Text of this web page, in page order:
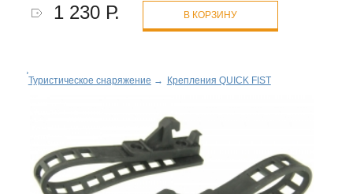
1 230 Р. В КОРЗИНУ
Туристическое снаряжение → Крепления QUICK FIST